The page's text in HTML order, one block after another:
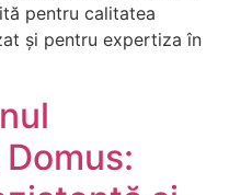
pentru calitatea
și pentru expertiza în